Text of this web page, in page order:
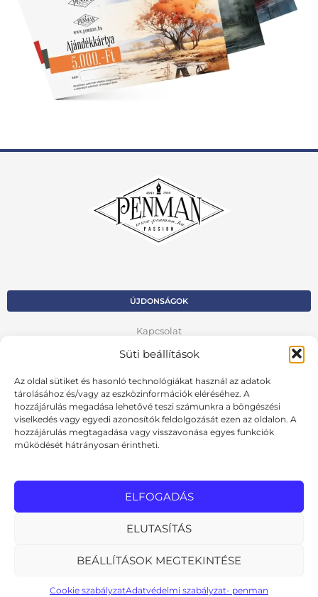
Süti beállítások
Az oldal sütiket és hasonló technológiákat használ az adatok
tárolásához és/vagy az eszközinformációk eléréséhez. A
hozzájárulás megadása lehetővé teszi számunkra a böngészési
viselkedés vagy egyedi azonosítók feldolgozását ezen az oldalon. A
hozzájárulás megtagadása vagy visszavonása egyes funkciók
működését hátrányosan érintheti.
ELFOGADÁS
ELUTASÍTÁS
BEÁLLÍTÁSOK MEGTEKINTÉSE
Cookie szabályzatAdatvédelmi szabályzat- penman
ÚJDONSÁGOK
Kapcsolat
Kosár
Fiók
Adatvédelmi szabályzat
VISSZA AZ ELŐZŐ OLDALRA
Cookie szabályzat
Online elállási nyilatkozat
MInden jog fenntartva
design: pixelworks.hu